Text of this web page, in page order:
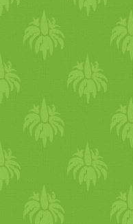
az
-
levegőn
Úgyhogy